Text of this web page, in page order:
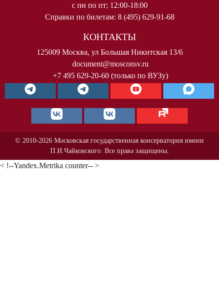
с пн по пт; 12:00-18:00
Справки по билетам: 8 (495) 629-91-68
КОНТАКТЫ
125009 Москва, ул Большая Никитская 13/6
document@mosconsv.ru
+7 495 629-20-60 (только по ВУЗу)
© 2010-2026 Московская государственная консерватория имени
П.И.Чайковского. Все права защищены.
< !--Yandex.Metrika counter-- >